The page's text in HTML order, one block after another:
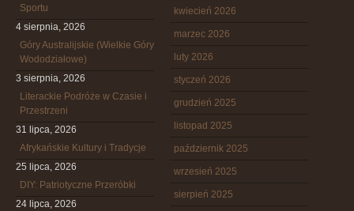
Sportu
4 sierpnia, 2026
Góry Australijskie (Wielkie Góry
Wododziałowe)
3 sierpnia, 2026
Literackie Podróże w Czasie i
Przestrzeni
31 lipca, 2026
Afrykańskie Kultury i Tradycje
25 lipca, 2026
DIY: Patriotyczne Przeróbki
24 lipca, 2026
kwiecień 2026
marzec 2026
luty 2026
styczeń 2026
grudzień 2025
listopad 2025
październik 2025
wrzesień 2025
sierpień 2025